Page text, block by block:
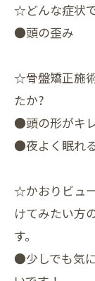
☆どんな症状
●頭の歪み
☆骨盤矯正施
たか?
●頭の形がキ
●夜よく眠れ
☆かおりビュ
けてみたい方
す。
●少しでも気